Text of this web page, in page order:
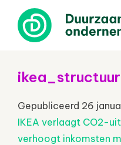
ikea_structuur
Gepubliceerd 26
IKEA verlaagt CO2-
verhoogt inkomsten